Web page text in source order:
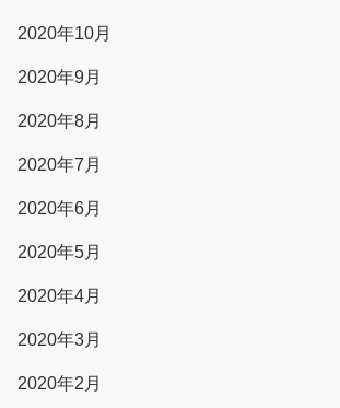
2020年10月
2020年9月
2020年8月
2020年7月
2020年6月
2020年5月
2020年4月
2020年3月
2020年2月